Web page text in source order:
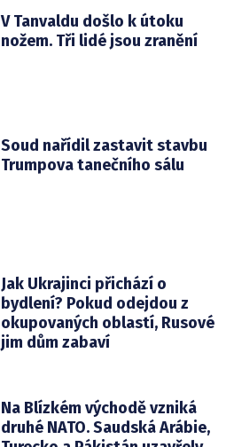
V Tanvaldu došlo k útoku
nožem. Tři lidé jsou zranění
Soud nařídil zastavit stavbu
Trumpova tanečního sálu
Jak Ukrajinci přichází o
bydlení? Pokud odejdou z
okupovaných oblastí, Rusové
jim dům zabaví
Na Blízkém východě vzniká
druhé NATO. Saudská Arábie,